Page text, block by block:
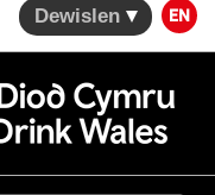
Dewislen EN